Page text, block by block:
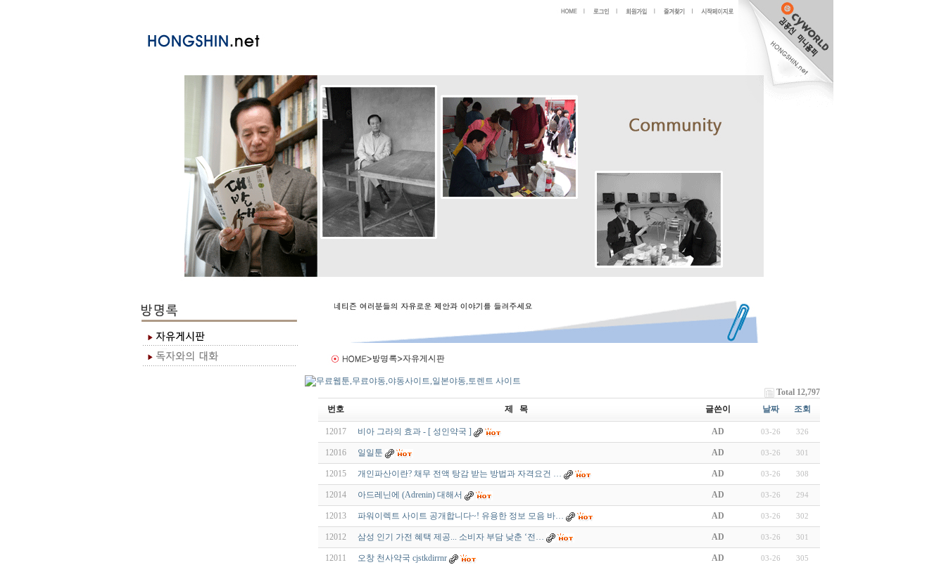
Total 12,797
번호
제 목 글쓴이 날짜 조회
12017 비아 그라의 효과 - [ 성인약국 ] AD 03-26 326
12016 일일툰 AD 03-26 301
12015 개인파산이란? 채무 전액 탕감 받는 방법과 자격요건 … AD 03-26 308
12014 아드레닌에 (Adrenin) 대해서 AD 03-26 294
12013 파워이렉트 사이트 공개합니다~! 유용한 정보 모음 바… AD 03-26 302
12012 삼성 인기 가전 혜택 제공... 소비자 부담 낮춘 ‘전… AD 03-26 301
12011 오창 천사약국 cjstkdirrnr AD 03-26 305